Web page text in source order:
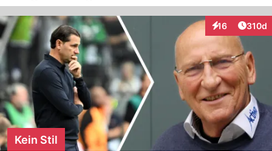
16
Interaktionen
310d
Kein Stil